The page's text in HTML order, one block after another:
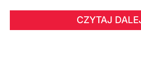
CZYTAJ